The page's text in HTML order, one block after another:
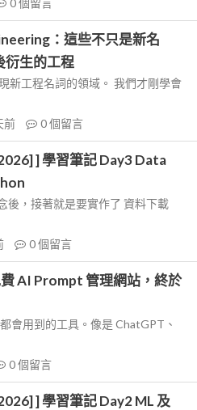
0個留言
：這些不只是新名
衍生的工程
新工程名詞的領域。 我們才剛學會
前 0個留言
] 學習筆記 Day3 Data
後，接著就是要實作了 資料下載
0個留言
費 AI Prompt 管理網站，終於
會用到的工具。像是 ChatGPT、
0個留言
] 學習筆記 Day2 ML 及